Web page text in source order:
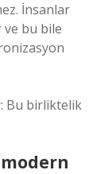
İnsanlar
ve bu bile
Bu birliktelik
modern